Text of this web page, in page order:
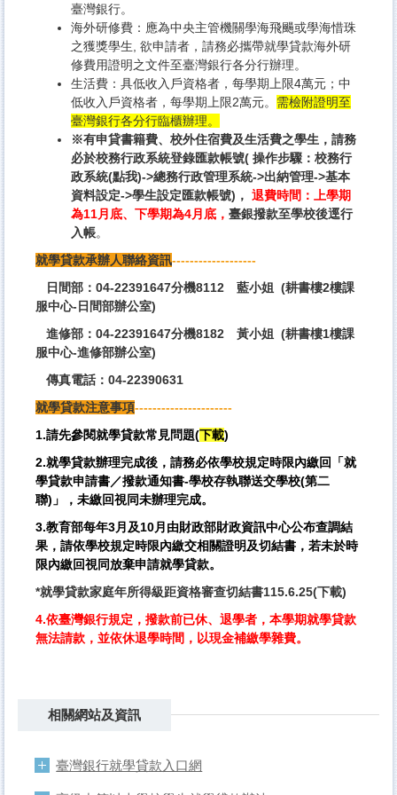
臺灣銀行。
海外研修費：應為中央主管機關學海飛颺或學海惜珠
之獲獎學生, 欲申請者，請務必攜帶就學貸款海外研
修費用證明之文件至臺灣銀行各分行辦理。
生活費：具低收入戶資格者，每學期上限4萬元；中
低收入戶資格者，每學期上限2萬元。 需檢附證明至
臺灣銀行各分行臨櫃辦理。
※有申貸書籍費、校外住宿費及生活費之學生， 請務
必於校務行政系統登錄匯款帳號( 操作步驟： 校務行
政系統(點我)->總務行政管理系統->出納管理->基本
資料設定->學生設定匯款帳號)， 退費時間：上學期
為11月底、下學期為4月底， 臺銀撥款至學校後逕行
入帳。
就學貸款承辦人聯絡資訊-------------------
日間部：04-22391647分機8112 藍小姐 (耕書樓2樓課
服中心-日間部辦公室)
進修部：04-22391647分機8182 黃小姐 (耕書樓1樓課
服中心-進修部辦公室)
傳真電話：04-22390631
就學貸款注意事項----------------------
1.請先參閱就學貸款常見問題(下載)
2.就學貸款辦理完成後，請務必依學校規定時限內繳回「就
學貸款申請書／撥款通知書-學校存執聯送交學校(第二
聯)」，未繳回視同未辦理完成。
3.教育部每年3月及10月由財政部財政資訊中心公布查調結
果，請依學校規定時限內繳交相關證明及切結書，若未於時
限內繳回視同放棄申請就學貸款。
*就學貸款家庭年所得級距資格審查切結書115.6.25(下載)
4.依臺灣銀行規定，撥款前已休、退學者，本學期就學貸款
無法請款，並依休退學時間，以現金補繳學雜費。
相關網站及資訊
臺灣銀行就學貸款入口網